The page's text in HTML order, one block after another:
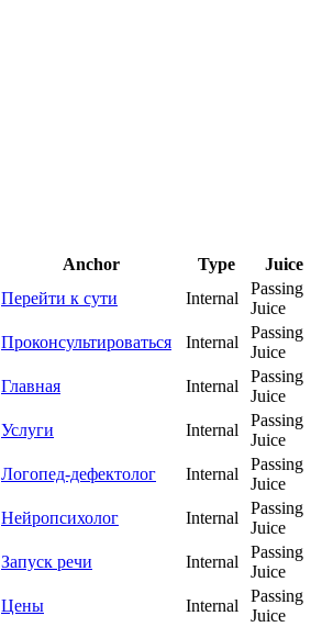
Anchor Type
Juice
Перейти к сути
Internal
Passing
Juice
Проконсультироваться
Internal
Passing
Juice
Главная
Internal
Passing
Juice
Услуги
Internal
Passing
Juice
Логопед-дефектолог
Internal
Passing
Juice
Нейропсихолог
Internal
Passing
Juice
Запуск речи
Internal
Passing
Juice
Цены
Internal
Passing
Juice